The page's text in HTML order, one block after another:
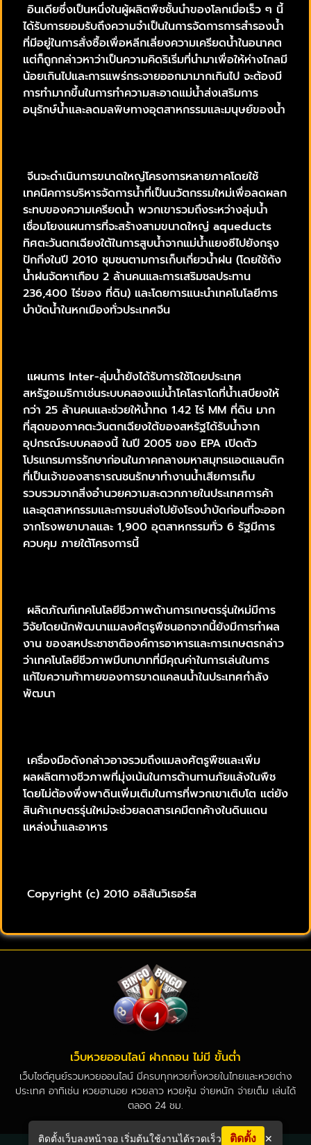
อินเดียซึ่งเป็นหนึ่งในผู้ผลิตพืชชั้นนำของโลกเมื่อเร็ว ๆ นี้
ได้รับการยอมรับถึงความจำเป็นในการจัดการการสำรองน้ำ
ที่มีอยู่ในการสั่งซื้อเพื่อหลีกเลี่ยงความเครียดน้ำในอนาคต
แต่ก็ถูกกล่าวหาว่าเป็นความคิดริเริ่มที่นำมาเพื่อให้ห่างไกลมี
น้อยเกินไปและการแพร่กระจายออกมามากเกินไป จะต้องมี
การทำมากขึ้นในการทำความสะอาดแม่น้ำส่งเสริมการ
อนุรักษ์น้ำและลดมลพิษทางอุตสาหกรรมและมนุษย์ของน้ำ
จีนจะดำเนินการขนาดใหญ่โครงการหลายภาคโดยใช้
เทคนิคการบริหารจัดการน้ำที่เป็นนวัตกรรมใหม่เพื่อลดผลก
ระทบของความเครียดน้ำ พวกเขารวมถึงระหว่างลุ่มน้ำ
เชื่อมโยงแผนการที่จะสร้างสามขนาดใหญ่ aqueducts
ทิศตะวันตกเฉียงใต้ในการสูบน้ำจากแม่น้ำแยงซีไปยังกรุง
ปักกิ่งในปี 2010 ชุมชนตามการเก็บเกี่ยวน้ำฝน (โดยใช้ถัง
น้ำฝนจัดหาเกือบ 2 ล้านคนและการเสริมชลประทาน
236,400 ไร่ของ ที่ดิน) และโดยการแนะนำเทคโนโลยีการ
บำบัดน้ำในหกเมืองทั่วประเทศจีน
แผนการ Inter-ลุ่มน้ำยังได้รับการใช้โดยประเทศ
สหรัฐอเมริกาเช่นระบบคลองแม่น้ำโคโลราโดที่น้ำเสบียงให้
กว่า 25 ล้านคนและช่วยให้น้ำทด 1.42 ไร่ MM ที่ดิน มาก
ที่สุดของภาคตะวันตกเฉียงใต้ของสหรัฐได้รับน้ำจาก
อุปกรณ์ระบบคลองนี้ ในปี 2005 ของ EPA เปิดตัว
โปรแกรมการรักษาก่อนในภาคกลางมหาสมุทรแอตแลนติก
ที่เป็นเจ้าของสาธารณชนรักษาทำงานน้ำเสียการเก็บ
รวบรวมจากสิ่งอำนวยความสะดวกภายในประเทศการค้า
และอุตสาหกรรมและการขนส่งไปยังโรงบำบัดก่อนที่จะออก
จากโรงพยาบาลและ 1,900 อุตสาหกรรมทั่ว 6 รัฐมีการ
ควบคุม ภายใต้โครงการนี้
ผลิตภัณฑ์เทคโนโลยีชีวภาพด้านการเกษตรรุ่นใหม่มีการ
วิจัยโดยนักพัฒนาแมลงศัตรูพืชนอกจากนี้ยังมีการทำผล
งาน ของสหประชาชาติองค์การอาหารและการเกษตรกล่าว
ว่าเทคโนโลยีชีวภาพมีบทบาทที่มีคุณค่าในการเล่นในการ
แก้ไขความท้าทายของการขาดแคลนน้ำในประเทศกำลัง
พัฒนา
เครื่องมือดังกล่าวอาจรวมถึงแมลงศัตรูพืชและเพิ่ม
ผลผลิตทางชีวภาพที่มุ่งเน้นในการต้านทานภัยแล้งในพืช
โดยไม่ต้องพึ่งพาดินเพิ่มเติมในการที่พวกเขาเติบโต แต่ยัง
สินค้าเกษตรรุ่นใหม่จะช่วยลดสารเคมีตกค้างในดินแดน
แหล่งน้ำและอาหาร
Copyright (c) 2010 อลิสันวิเธอร์ส
เว็บหวยออนไลน์ ฝากถอน ไม่มี ขั้นต่ำ
เว็บไซต์ศูนย์รวมหวยออนไลน์ มีครบทุกหวยทั้งหวยในไทยและหวยต่าง
ประเทศ อาทิเช่น หวยฮานอย หวยลาว หวยหุ้น จ่ายหนัก จ่ายเต็ม เล่นได้
ตลอด 24 ชม.
ติดตั้งเว็บลงหน้าจอ เริ่มต้นใช้งานได้รวดเร็ว ติดตั้ง ✕